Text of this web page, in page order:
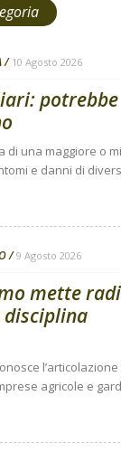
10 Agosto 2026
potrebbe
di una maggiore o
e danni di
9 Agosto 2026
mette
disciplina
agricole e